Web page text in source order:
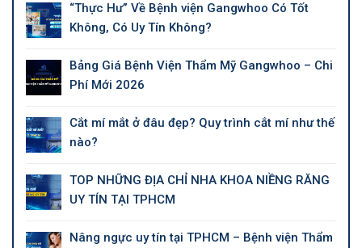
“Thực Hư” Về Bệnh viện Gangwhoo Có Tốt
Không, Có Uy Tín Không?
Bảng Giá Bệnh Viện Thẩm Mỹ Gangwhoo – Chi
Phí Mới 2026
Cắt mí mắt ở đâu đẹp? Quy trình cắt mí như thế
nào?
TOP NHỮNG ĐỊA CHỈ NHA KHOA NIỀNG RĂNG
UY TÍN TẠI TPHCM
Nâng ngực uy tín tại TPHCM – Bệnh viện Thẩm